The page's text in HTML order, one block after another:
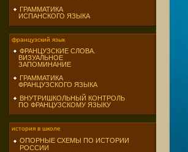
ГРАММАТИКА
ИСПАНСКОГО ЯЗЫКА
французский язык
ФРАНЦУЗСКИЕ СЛОВА.
ВИЗУАЛЬНОЕ
ЗАПОМИНАНИЕ
ГРАММАТИКА
ФРАНЦУЗСКОГО ЯЗЫКА
ВНУТРИШКОЛЬНЫЙ КОНТРОЛЬ
ПО ФРАНЦУЗСКОМУ ЯЗЫКУ
история в школе
ОПОРНЫЕ СХЕМЫ ПО ИСТОРИИ
РОССИИ